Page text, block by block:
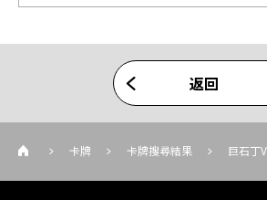
返回
卡牌 卡牌搜尋結果 巨石丁